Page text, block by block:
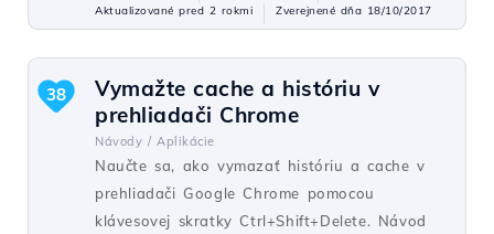
Aktualizované pred 2 rokmi
Zverejnené dňa 18/10/2017
Vymažte cache a históriu v
prehliadači Chrome
Návody / Aplikácie
Naučte sa, ako vymazať históriu a cache v
prehliadači Google Chrome pomocou
klávesovej skratky Ctrl+Shift+Delete. Návod
38